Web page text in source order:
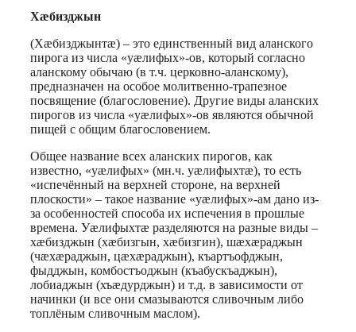
Хæбизджын
(Хæбизджынтæ) – это единственный вид аланского
пирога из числа «уæлифых»-ов, который согласно
аланскому обычаю (в т.ч. церковно-аланскому),
предназначен на особое молитвенно-трапезное
посвящение (благословение). Другие виды аланских
пирогов из числа «уæлифых»-ов являются обычной
пищей с общим благословением.
Общее название всех аланских пирогов, как
известно, «уæлифых» (мн.ч. уæлифыхтæ), то есть
«испечённый на верхней стороне, на верхней
плоскости» – такое название «уæлифых»-ам дано из-
за особенностей способа их испечения в прошлые
времена. Уæлифыхтæ разделяются на разные виды –
хæбизджын (хæбизгын, хæбизгин), шæхæраджын
(чæхæраджын, цæхæраджын), къартъофджын,
фыдджын, комбостъоджын (къабускъаджын),
лобиаджын (хъæдурджын) и т.д. в зависимости от
начинки (и все они смазываются сливочным либо
топлёным сливочным маслом).